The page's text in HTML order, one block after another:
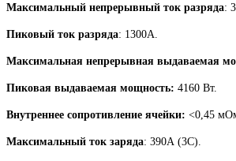
Максимальный непрерывный ток разряда:
Пиковый ток разряда: 1300А.
Максимальная непрерывная выдаваемая
Пиковая выдаваемая мощность: 4160 Вт.
Внутреннее сопротивление ячейки: <0,45
Максимальный ток заряда: 390А (3С).